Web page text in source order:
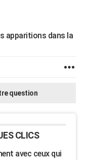
apparitions dans la
question
CLICS
avec ceux qui